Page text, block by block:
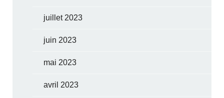
juillet 2023
juin 2023
mai 2023
avril 2023